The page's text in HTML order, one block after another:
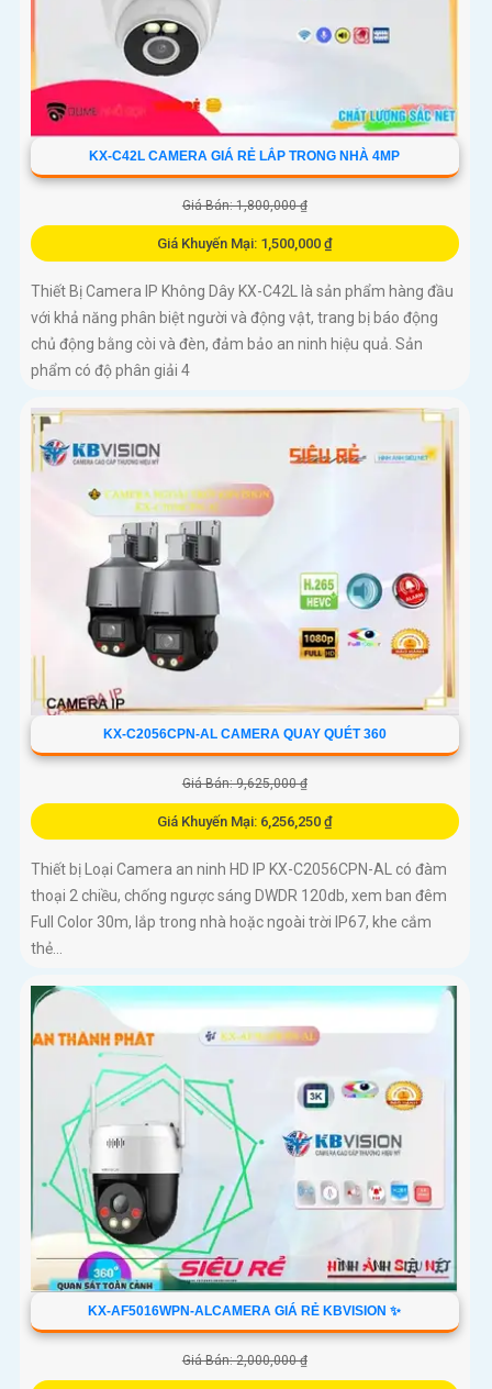
KX-C42L CAMERA GIÁ RẺ LẮP TRONG NHÀ 4MP
Giá Bán: 1,800,000 ₫
Giá Khuyến Mại: 1,500,000 ₫
Thiết Bị Camera IP Không Dây KX-C42L là sản phẩm hàng đầu
với khả năng phân biệt người và động vật, trang bị báo động
chủ động bằng còi và đèn, đảm bảo an ninh hiệu quả. Sản
phẩm có độ phân giải 4
KX-C2056CPN-AL CAMERA QUAY QUÉT 360
Giá Bán: 9,625,000 ₫
Giá Khuyến Mại: 6,256,250 ₫
Thiết bị Loại Camera an ninh HD IP KX-C2056CPN-AL có đàm
thoại 2 chiều, chống ngược sáng DWDR 120db, xem ban đêm
Full Color 30m, lắp trong nhà hoặc ngoài trời IP67, khe cắm
thẻ...
KX-AF5016WPN-ALCAMERA GIÁ RẺ KBVISION ✨
Giá Bán: 2,000,000 ₫